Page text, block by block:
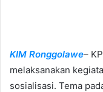
n
e
m
KIM Ronggolawe–
melaksanakan
sosialisasi. Tema